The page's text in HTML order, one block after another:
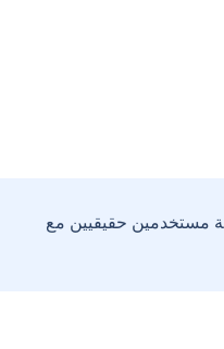
مستخدمين حقيقيين مع